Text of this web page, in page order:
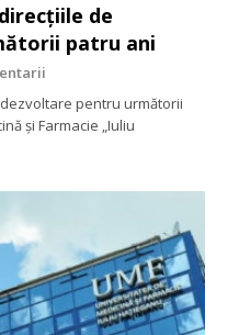
de
patru ani
pentru următorii
și Farmacie „Iuliu